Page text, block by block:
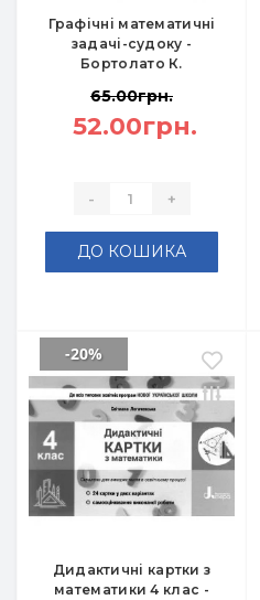
Графічні математичні
задачі-судоку -
Бортолато К.
65.00грн.
52.00грн.
- +
ДО КОШИКА
Дидактичні картки з
математики 4 клас -
-20%